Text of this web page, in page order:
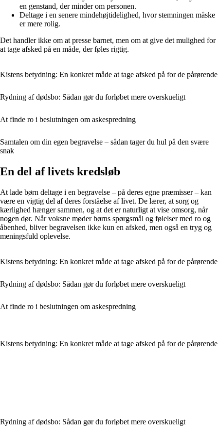
en genstand, der minder om personen.
Deltage i en senere mindehøjtidelighed, hvor stemningen måske
er mere rolig.
Det handler ikke om at presse barnet, men om at give det mulighed for
at tage afsked på en måde, der føles rigtig.
Kistens betydning: En konkret måde at tage afsked på for de pårørende
Rydning af dødsbo: Sådan gør du forløbet mere overskueligt
At finde ro i beslutningen om askespredning
Samtalen om din egen begravelse – sådan tager du hul på den svære
snak
En del af livets kredsløb
At lade børn deltage i en begravelse – på deres egne præmisser – kan
være en vigtig del af deres forståelse af livet. De lærer, at sorg og
kærlighed hænger sammen, og at det er naturligt at vise omsorg, når
nogen dør. Når voksne møder børns spørgsmål og følelser med ro og
åbenhed, bliver begravelsen ikke kun en afsked, men også en tryg og
meningsfuld oplevelse.
Kistens betydning: En konkret måde at tage afsked på for de pårørende
Rydning af dødsbo: Sådan gør du forløbet mere overskueligt
At finde ro i beslutningen om askespredning
Kistens betydning: En konkret måde at tage afsked på for de pårørende
Rydning af dødsbo: Sådan gør du forløbet mere overskueligt